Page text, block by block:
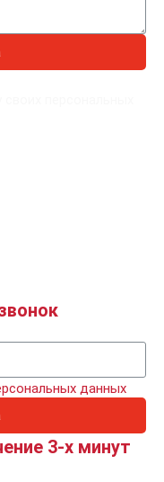
данных
3-х минут